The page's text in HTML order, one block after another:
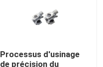
Processus d'usinage
de précision du